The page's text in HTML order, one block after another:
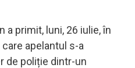
a primit, luni, 26 iulie, în
apelantul s-a
de poliție dintr-un